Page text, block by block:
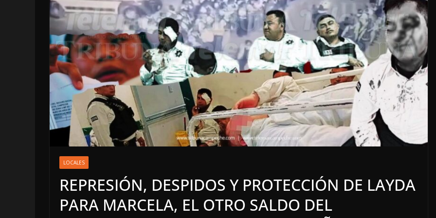
LOCALES
REPRESIÓN, DESPIDOS Y PROTECCIÓN DE LAYDA
PARA MARCELA, EL OTRO SALDO DEL
LOCALES OPINIÓN
EN LAS TRIPAS DEL
8 agosto, 2026
LOCALES OPINIÓN
8 agosto, 2026